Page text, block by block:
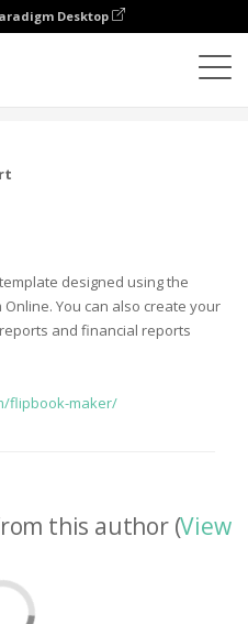
Desktop
designed using the
You can also create your
and financial reports
flipbook-maker/
this author (View